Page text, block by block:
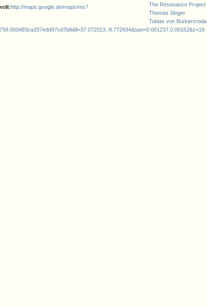
http://maps.google.de/maps/ms?
8.772934&spn=0.001237,0.00162&z=19
The Resonance Project
Thomas Singer
Tobias von Burkersroda